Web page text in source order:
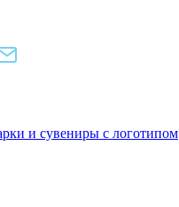
и сувениры с логотипом